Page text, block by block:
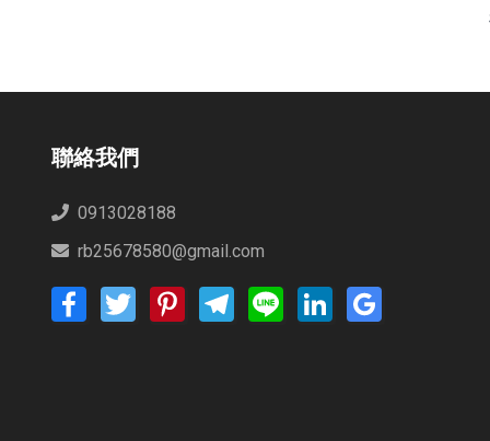
聯絡我們
0913028188
rb25678580@gmail.com
FacebookTwitter PinterestTelegramLine LinkedIn